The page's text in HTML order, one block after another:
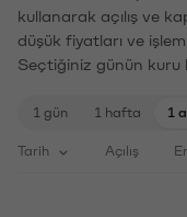
kullanarak açılış ve
düşük fiyatları ve
Seçtiğiniz günün kuru
1 gün 1 hafta 1
Tarih Açılış